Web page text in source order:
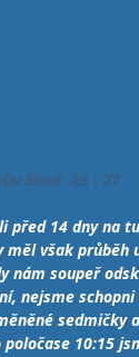
Brod  23 : 27
14 dny na
měl však
nám soupeř
nejsme
sedmičky
10:15